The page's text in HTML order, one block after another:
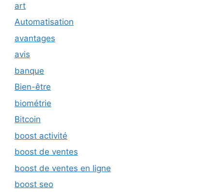
art
Automatisation
avantages
avis
banque
Bien-être
biométrie
Bitcoin
boost activité
boost de ventes
boost de ventes en ligne
boost seo